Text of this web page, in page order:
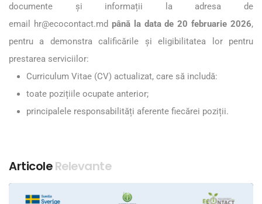
documente și informații la adresa de
email
hr@ecocontact.md până la data de 20 februarie 2026,
pentru a demonstra calificările și eligibilitatea lor pentru
prestarea serviciilor:
Curriculum Vitae (CV) actualizat, care să includă:
toate pozițiile ocupate anterior;
principalele responsabilități aferente fiecărei poziții.
ArticoleRelevante